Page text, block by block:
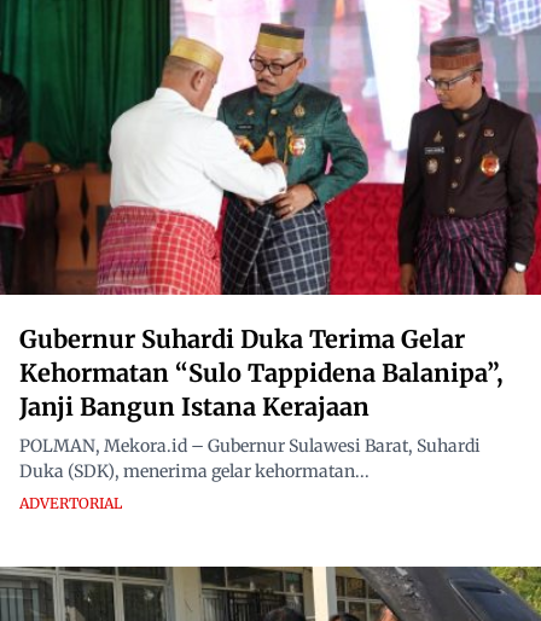
Gubernur Suhardi Duka Terima Gelar
Kehormatan “Sulo Tappidena Balanipa”,
Janji Bangun Istana Kerajaan
POLMAN, Mekora.id – Gubernur Sulawesi Barat, Suhardi
Duka (SDK), menerima gelar kehormatan...
ADVERTORIAL